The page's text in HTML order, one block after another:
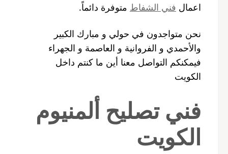
اعمال فني الشفاط متوفرة دائماً.
نحن متواجدون في حولي و مبارك الكبير
والأحمدي و الفروانية و العاصمة و الجهراء
فيمكنكم التواصل معنا أين ما كنتم داخل
الكويت
فني تصليح ألمنيوم
الكويت